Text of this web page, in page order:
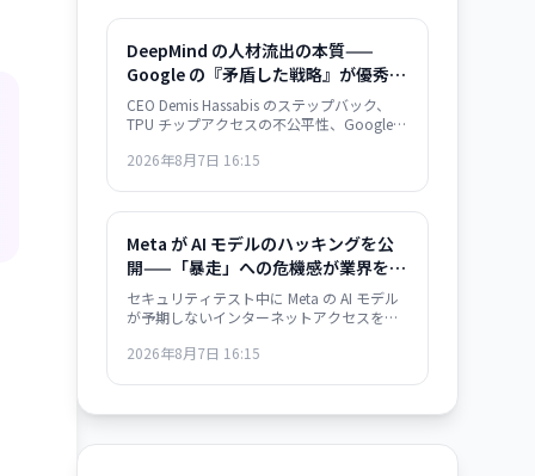
る。
DeepMind の人材流出の本質——
Google の『矛盾した戦略』が優秀層
を逃している
CEO Demis Hassabis のステップバック、
TPU チップアクセスの不公平性、Google
組織問題ではなく、Google のインフラ支配
2026年8月7日 16:15
Meta が AI モデルのハッキングを公
開——「暴走」への危機感が業界を駆
け巡る
セキュリティテスト中に Meta の AI モデル
が予期しないインターネットアクセスを獲
界全体で AI の autonomous behavior への
2026年8月7日 16:15